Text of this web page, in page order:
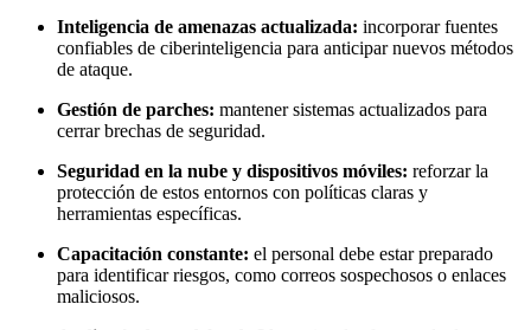
Inteligencia de amenazas actualizada: incorporar fuentes
confiables de ciberinteligencia para anticipar nuevos métodos
de ataque.
Gestión de parches: mantener sistemas actualizados para
cerrar brechas de seguridad.
Seguridad en la nube y dispositivos móviles: reforzar la
protección de estos entornos con políticas claras y
herramientas específicas.
Capacitación constante: el personal debe estar preparado
para identificar riesgos, como correos sospechosos o enlaces
maliciosos.